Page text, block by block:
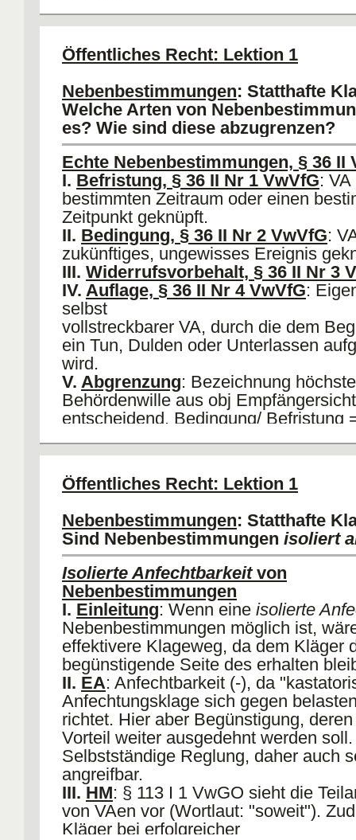
V.Modifizierte Gewährung:
bekommt ein aluid zu seinem Antrag
25 VwVfG erforderlich, aber Kolanz
VA ist grds RW (§ 22 Nr 2 VwVfG) ,
möglich, § 45 I Nr 1 VwVfG.
Problem : Abgrenzung Modifizierte
und
modifizierte Auflage. Folge:
Erlass eines gewünschten VAs.
Anfechtung.
Öffentliches Recht: Lektion 1
Nebenbestimmungen: Statthafte
Welche Arten von
es? Wie sind diese abzugrenzen?
Echte Nebenbestimmungen, § 36 II
I. Befristung, § 36 II Nr 1 VwVfG:
bestimmten Zeitraum oder einen
Zeitpunkt geknüpft.
II. Bedingung, § 36 II Nr 2 VwVfG:
zukünftiges, ungewisses Ereignis
III. Widerrufsvorbehalt, § 36 II Nr 3
IV. Auflage, § 36 II Nr 4 VwVfG:
selbst
vollstreckbarer VA, durch die dem
ein Tun, Dulden oder Unterlassen
wird.
V. Abgrenzung: Bezeichnung
Behördenwille aus obj Empfängersicht
entscheidend. Bedingung/ Befristung
Auflage: Selbst durchsetzbar, aber
"suspendierend". Im Zweifel Auflage.
VI.Auflagenvorbehalt, § 36 II Nr 5
VII.
Modifizierte Auflage: Nicht
Modifizierte Gewährung, die mit
wird. Zweck: VA ist nicht nur
Zwangsgeld möglich). AA:
modifizierte Gewährung. Abgrenzung:
zwischen "echter" Auflage und
Gewährung. Bei modifizierter Auflage
und Nebenbestimmung aber eine
Einheit. Rechtsschutz daher
statt Anfechtung.
Öffentliches Recht: Lektion 1
Nebenbestimmungen: Statthafte
Sind Nebenbestimmungen isoliert
Isolierte Anfechtbarkeitvon
Nebenbestimmungen
I. Einleitung: Wenn eine isolierte
Nebenbestimmungen möglich ist,
effektivere Klageweg, da dem Kläger
begünstigende Seite des erhalten
II. EA: Anfechtbarkeit (-), da
Anfechtungsklage sich gegen
richtet. Hier aber Begünstigung,
Vorteil weiter ausgedehnt werden
Selbstständige Reglung, daher auch
angreifbar.
III. HM: § 113 I 1 VwGO sieht die
von VAen vor (Wortlaut: "soweit").
Kläger bei erfolgreicher